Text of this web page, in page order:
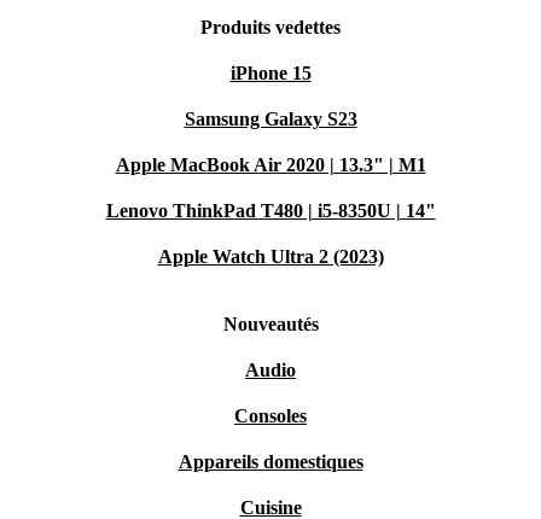
Produits vedettes
iPhone 15
Samsung Galaxy S23
Apple MacBook Air 2020 | 13.3" | M1
Lenovo ThinkPad T480 | i5-8350U | 14"
Apple Watch Ultra 2 (2023)
Nouveautés
Audio
Consoles
Appareils domestiques
Cuisine